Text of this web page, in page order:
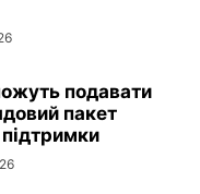
подавати
пакет